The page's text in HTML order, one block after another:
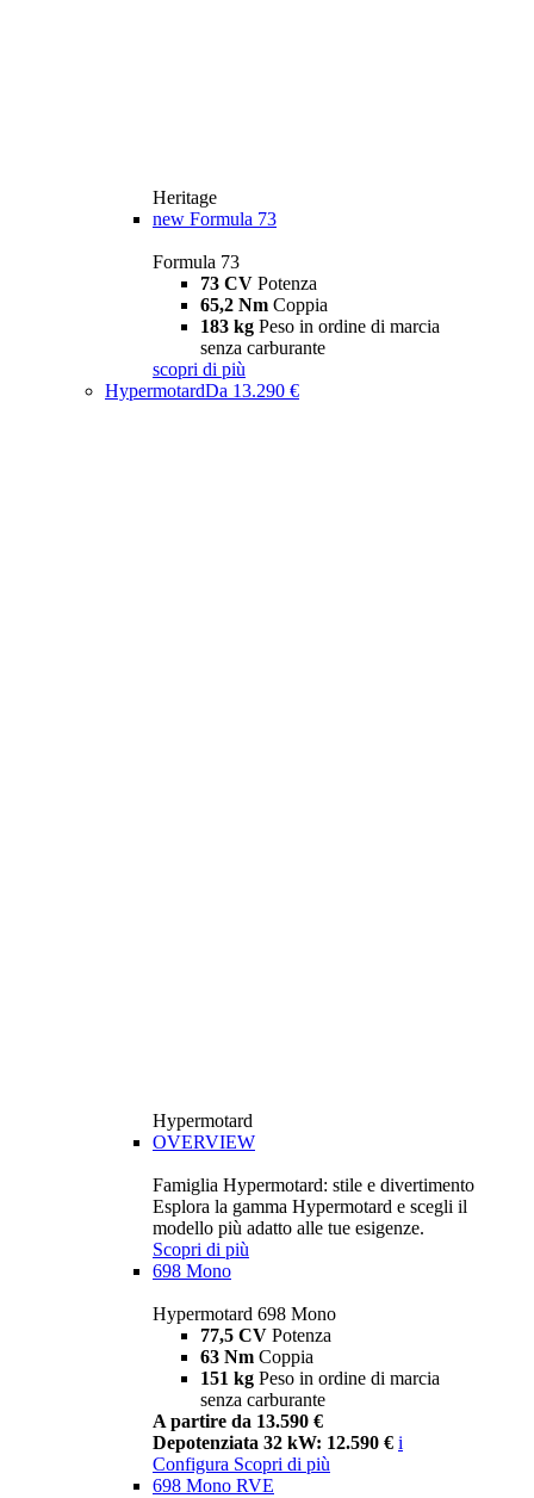
Heritage
new Formula 73
Formula 73
73 CV Potenza
65,2 Nm Coppia
183 kg Peso in ordine di marcia
senza carburante
scopri di più
HypermotardDa 13.290 €
Hypermotard
OVERVIEW
Famiglia Hypermotard: stile e divertimento
Esplora la gamma Hypermotard e scegli il
modello più adatto alle tue esigenze.
Scopri di più
698 Mono
Hypermotard 698 Mono
77,5 CV Potenza
63 Nm Coppia
151 kg Peso in ordine di marcia
senza carburante
A partire da 13.590 €
Depotenziata 32 kW: 12.590 € i
Configura Scopri di più
698 Mono RVE